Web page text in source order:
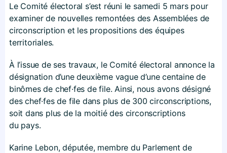
Le Comité électoral s’est réuni le samedi 5 mars pour
examiner de nouvelles remontées des Assemblées de
circonscription et les propositions des équipes
territoriales.
À l’issue de ses travaux, le Comité électoral annonce la
désignation d’une deuxième vague d’une centaine de
binômes de chef·fes de file. Ainsi, nous avons désigné
des chef·fes de file dans plus de 300 circonscriptions,
soit dans plus de la moitié des circonscriptions
du pays.
Karine Lebon, députée, membre du Parlement de